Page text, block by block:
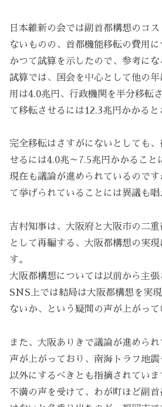
日本維新の会では副首都構想のコ
ないものの、首都機能移転の費用
かつて試算を示したので、参考にな
試算では、国会を中心として他の
用は4.0兆円、行政機関を半分移転
て移転させるには12.3兆円かかると
完全移転はさすがにないとしても
せるには4.0兆～7.5兆円かかること
現在も議論が進められているので
て挙げられていることには異議も唱
吉村知事は、大阪府と大阪市の二
として再編する、大阪都構想の実
す。
大阪都構想については以前から主張
SNS上では結局は大阪都構想を実
ないか、という疑問の声が上がって
また、大阪ありきで議論が進めら
声が上がっており、南海トラフ地
以外にするべきとも指摘されていま
不満の声を受けて、わが町ほど副